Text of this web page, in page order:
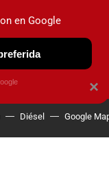
Diésel Google
×
en Google